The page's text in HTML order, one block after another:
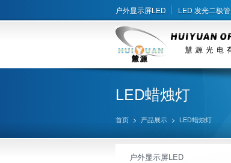
户外显示屏LED LED 发光二极管
LED蜡烛灯
首页 > 产品展示 > LED蜡烛灯
户外显示屏LED